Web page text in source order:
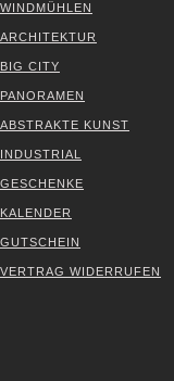
WIND­MÜH­LEN
ARCHI­TEK­TUR
BIG CITY
PAN­ORA­MEN
ABS­TRAK­TE KUNST
INDUS­TRI­AL
GESCHEN­KE
KALEN­DER
GUT­SCHEIN
VER­TRAG WIDER­RU­FEN